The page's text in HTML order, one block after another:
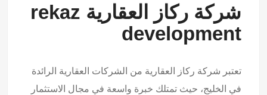
شركة ركاز العقارية rekaz
development
تعتبر شركة ركاز العقارية من الشركات العقارية الرائدة
في الخليج، حيث تمتلك خبرة واسعة في مجال الاستثمار